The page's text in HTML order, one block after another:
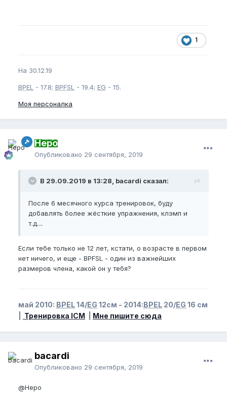
1
На 30.12.19
BPEL - 17.8; BPFSL - 19.4; EG - 15.
Моя персоналка
Неро
Опубликовано 29 сентября, 2019
В 29.09.2019 в 13:28, bacardi сказал:
После 6 месячного курса тренировок, буду
добавлять более жёсткие упражнения, клэмп и
т.д....
Если тебе только не 12 лет, кстати, о возрасте в первом
нет ничего, и еще - BPFSL - один из важнейших
размеров члена, какой он у тебя?
май 2010: BPEL14/EG 12см - 2014:BPEL 20/EG 16 см
Тренировка ICM Мне пишите сюда
bacardi
Опубликовано 29 сентября, 2019
@Неро